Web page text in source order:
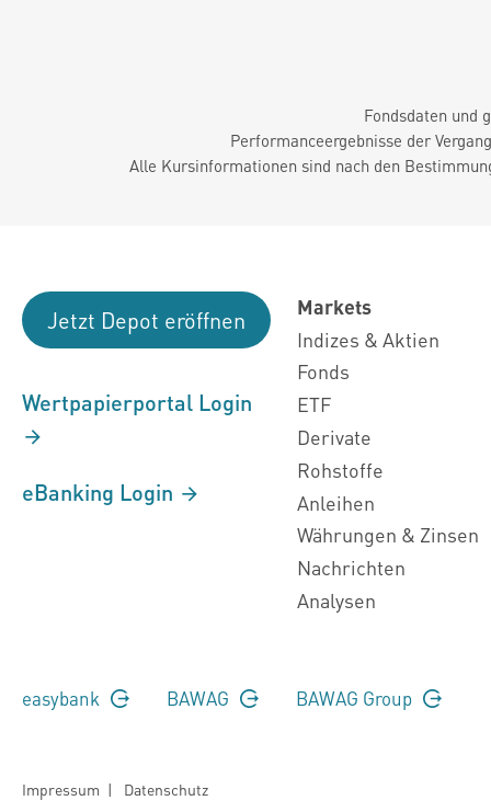
Fondsdaten und
Performanceergebnisse der
Alle Kursinformationen sind nach den
Jetzt Depot eröffnen
Wertpapierportal Login
eBanking Login
Markets
Indizes & Aktien
Fonds
ETF
Derivate
Rohstoffe
Anleihen
Währungen & Zinsen
Nachrichten
Analysen
easybank BAWAG BAWAG Group
Impressum | Datenschutz